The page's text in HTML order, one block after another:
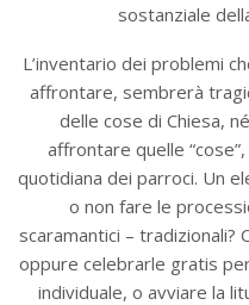
sostanziale
L’inventario dei problemi
affrontare, sembrerà
delle cose di Chiesa,
affrontare quelle
quotidiana dei parroci. Un
o non fare le
scaramantici –
oppure celebrarle gratis
individuale, o avviare la